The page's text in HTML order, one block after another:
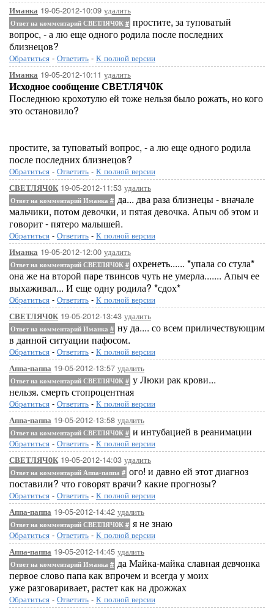
Иманка 19-05-2012-10:09 удалить
Ответ на комментарий СВЕТЛЯЧ0К # простите, за туповатый
вопрос, - а лю еще одного родила после последних
близнецов?
Обратиться - Ответить - К полной версии
Иманка 19-05-2012-10:11 удалить
Исходное сообщение СВЕТЛЯЧ0К
Последнюю крохотулю ей тоже нельзя было рожать, но кого
это остановило?
простите, за туповатый вопрос, - а лю еще одного родила
после последних близнецов?
Обратиться - Ответить - К полной версии
СВЕТЛЯЧ0К19-05-2012-11:53 удалить
Ответ на комментарий Иманка # да... два раза близнецы - вначале
мальчики, потом девочки, и пятая девочка. Апыч об этом и
говорит - пятеро малышей.
Обратиться - Ответить - К полной версии
Иманка 19-05-2012-12:00 удалить
Ответ на комментарий СВЕТЛЯЧ0К # охренеть...... *упала со стула*
она же на второй паре твинсов чуть не умерла....... Апыч ее
выхаживал... И еще одну родила? *сдох*
Обратиться - Ответить - К полной версии
СВЕТЛЯЧ0К19-05-2012-13:43 удалить
Ответ на комментарий Иманка # ну да.... со всем приличествующим
в данной ситуации пафосом.
Обратиться - Ответить - К полной версии
Аппа-паппа 19-05-2012-13:57 удалить
Ответ на комментарий СВЕТЛЯЧ0К # у Люки рак крови...
нельзя. смерть стопроцентная
Обратиться - Ответить - К полной версии
Аппа-паппа 19-05-2012-13:58 удалить
Ответ на комментарий СВЕТЛЯЧ0К # и интубацией в реанимации
Обратиться - Ответить - К полной версии
СВЕТЛЯЧ0К19-05-2012-14:03 удалить
Ответ на комментарий Аппа-паппа # ого! и давно ей этот диагноз
поставили? что говорят врачи? какие прогнозы?
Обратиться - Ответить - К полной версии
Аппа-паппа 19-05-2012-14:42 удалить
Ответ на комментарий СВЕТЛЯЧ0К # я не знаю
Обратиться - Ответить - К полной версии
Аппа-паппа 19-05-2012-14:45 удалить
Ответ на комментарий Иманка # да Майка-майка славная девчонка
первое слово папа как впрочем и всегда у моих
уже разговаривает, растет как на дрожжах
Обратиться - Ответить - К полной версии